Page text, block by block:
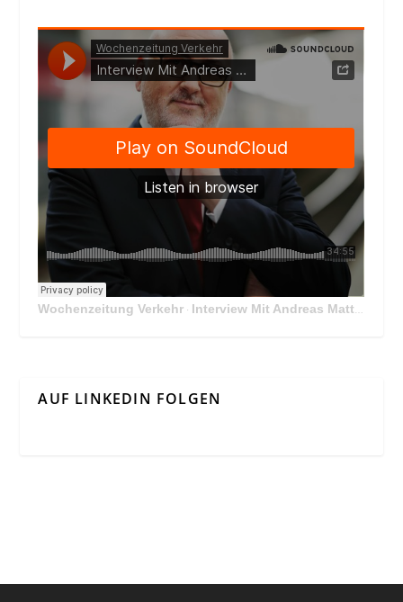
Wochenzeitung Verkehr · Interview Mit Andreas Matthä, CEO der ÖBB Holding
AUF LINKEDIN FOLGEN